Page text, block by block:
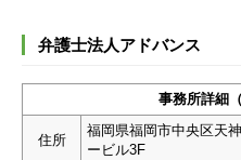
弁護士法人アドバンス
事務所詳細
住所
福岡県福岡市中央区天
ービル3F